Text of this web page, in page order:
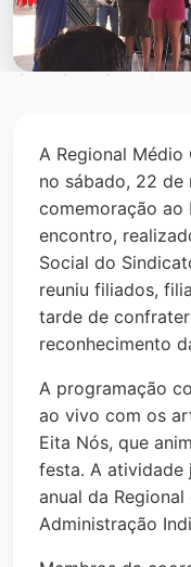
A Regional Médio
no sábado, 22 de
comemoração ao
encontro,
Social do
reuniu filiados,
tarde de
reconhecimento
A programação
ao vivo com os
Eita Nós, que
festa. A atividade
anual da
Administração